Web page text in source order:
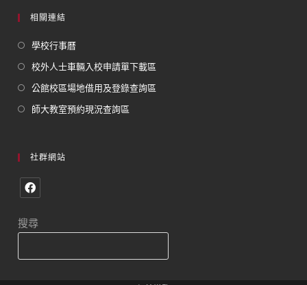
相關連結
學校行事曆
校外人士車輛入校申請單下載區
公館校區場地借用及登錄查詢區
師大教室預約現況查詢區
社群網站
搜尋